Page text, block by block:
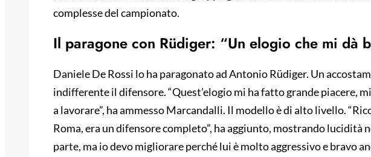
complesse del campionato.
Il paragone con Rüdiger: “Un elogio che mi dà
Daniele De Rossi lo ha paragonato ad Antonio Rüdiger. Un
indifferente il difensore. “Quest’elogio mi ha fatto grande piacere,
a lavorare”, ha ammesso Marcandalli. Il modello è di alto livello.
Roma, era un difensore completo”, ha aggiunto, mostrando lucidità
parte, ma io devo migliorare perché lui è molto aggressivo e bravo